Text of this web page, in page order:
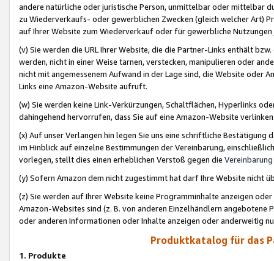
andere natürliche oder juristische Person, unmittelbar oder mittelbar
zu Wiederverkaufs- oder gewerblichen Zwecken (gleich welcher Art)
auf Ihrer Website zum Wiederverkauf oder für gewerbliche
(v) Sie werden die URL Ihrer Website, die die Partner-Links enthält
werden, nicht in einer Weise tarnen, verstecken, manipulieren oder
nicht mit angemessenem Aufwand in der Lage sind, die Website oder
Links eine Amazon-Website aufruft.
(w) Sie werden keine Link-Verkürzungen, Schaltflächen, Hyperlinks
dahingehend hervorrufen, dass Sie auf eine Amazon-Website
(x) Auf unser Verlangen hin legen Sie uns eine schriftliche
im Hinblick auf einzelne Bestimmungen der Vereinbarung,
vorlegen, stellt dies einen erheblichen Verstoß gegen die Vereinbarung
(y) Sofern Amazon dem nicht zugestimmt hat darf Ihre Website nicht
(z) Sie werden auf Ihrer Website keine Programminhalte anzeigen
Amazon-Websites sind (z. B. von anderen Einzelhändlern
oder anderen Informationen oder Inhalte anzeigen oder anderweitig
Produktkatalog für das
1. Produkte